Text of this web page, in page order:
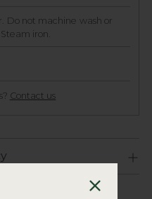
Do not machine wash or
iron.
Contact us